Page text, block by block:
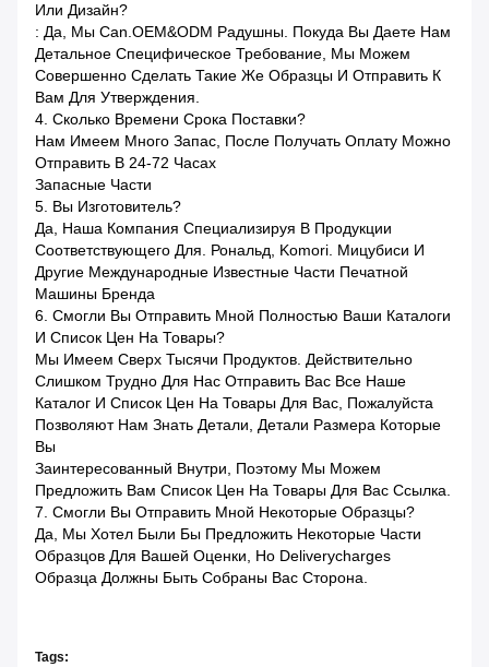
Или Дизайн?
: Да, Мы Can.OEM&ODM Радушны. Покуда Вы Даете Нам
Детальное Специфическое Требование, Мы Можем
Совершенно Сделать Такие Же Образцы И Отправить К
Вам Для Утверждения.
4. Сколько Времени Срока Поставки?
Нам Имеем Много Запас, После Получать Оплату Можно
Отправить В 24-72 Часах
Запасные Части
5. Вы Изготовитель?
Да, Наша Компания Специализируя В Продукции
Соответствующего Для. Рональд, Komori. Мицубиси И
Другие Международные Известные Части Печатной
Машины Бренда
6. Смогли Вы Отправить Мной Полностью Ваши Каталоги
И Список Цен На Товары?
Мы Имеем Сверх Тысячи Продуктов. Действительно
Слишком Трудно Для Нас Отправить Вас Все Наше
Каталог И Список Цен На Товары Для Вас, Пожалуйста
Позволяют Нам Знать Детали, Детали Размера Которые
Вы
Заинтересованный Внутри, Поэтому Мы Можем
Предложить Вам Список Цен На Товары Для Вас Ссылка.
7. Смогли Вы Отправить Мной Некоторые Образцы?
Да, Мы Хотел Были Бы Предложить Некоторые Части
Образцов Для Вашей Оценки, Но Deliverycharges
Образца Должны Быть Собраны Вас Сторона.
Tags: